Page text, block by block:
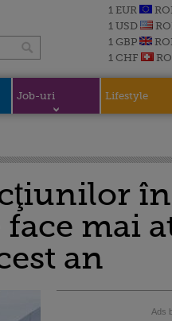
1 EUR
1 USD
1 GBP
1 CHF
Job-uri Lifestyle
mai
an
Ads